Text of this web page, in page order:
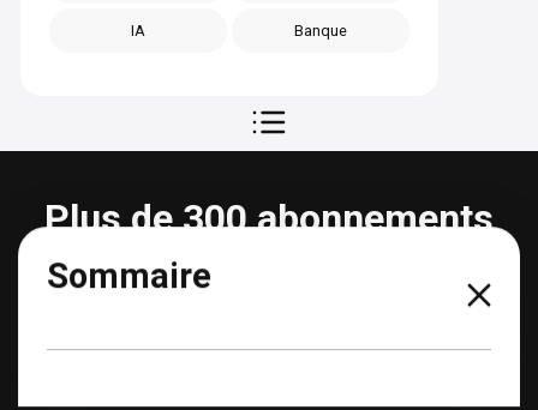
IA Banque
Sommaire
Plus de 300 abonnements
partageables